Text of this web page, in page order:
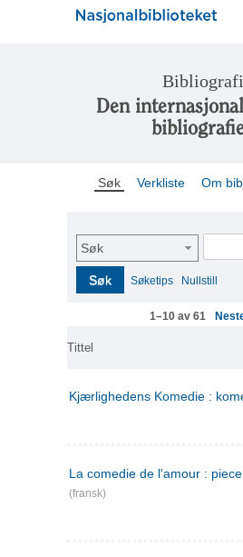
Bibliografi
Den
Søk Verkliste Om
Søk
Søk Søketips Nullstill
1–10 av 61
Tittel
Kjærlighedens Komedie :
La comedie de l'amour :
(fransk)